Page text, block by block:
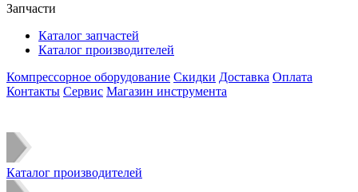
Запчасти
Каталог запчастей
Каталог производителей
Компрессорное оборудование Скидки Доставка Оплата
Контакты Сервис Магазин инструмента
Каталог производителей